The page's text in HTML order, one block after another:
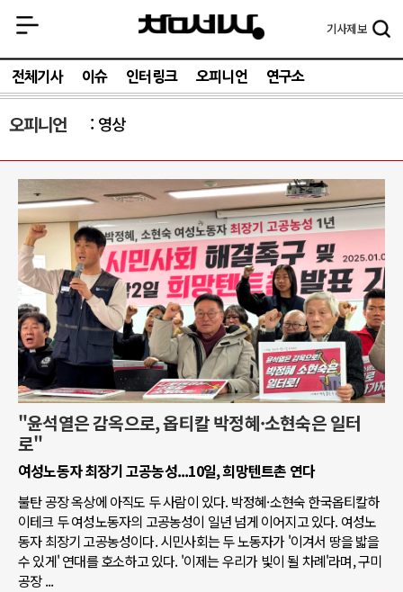
기사제보
전체기사 이슈 인터링크 오피니언 연구소
오피니언 영상
"윤석열은 감옥으로, 옵티칼 박정혜·소현숙은 일터
로"
여성노동자 최장기 고공농성...10일, 희망텐트촌 연다
불탄 공장 옥상에 아직도 두 사람이 있다. 박정혜·소현숙 한국옵티칼하
이테크 두 여성노동자의 고공농성이 일년 넘게 이어지고 있다. 여성노
동자 최장기 고공농성이다. 시민사회는 두 노동자가 '이겨서 땅을 밟을
수 있게' 연대를 호소하고 있다. '이제는 우리가 빛이 될 차례'라며, 구미
공장 ...